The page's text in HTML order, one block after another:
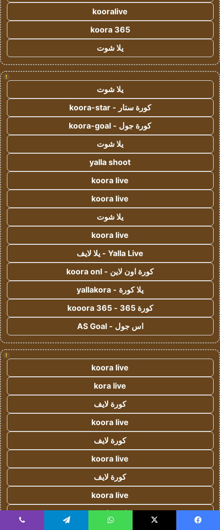
kooralive
koora 365
يلا شوت
!
يلا شوت
كورة ستار - koora-star
كورة جول - koora-goal
يلا شوت
yalla shoot
koora live
koora live
يلا شوت
koora live
Yalla Live - يلا لايف
كورة اون لاين - koora onl
يلا كورة - yallakora
كورة 365 - kooora 365
اس جول - AS Goal
!
koora live
kora live
كورة لايف
koora live
كورة لايف
koora live
كورة لايف
koora live
كورة لايف